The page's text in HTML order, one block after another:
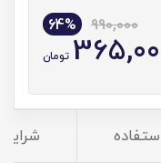
990,000
64%
تومان